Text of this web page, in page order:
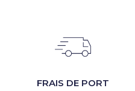
FRAIS DE PORT